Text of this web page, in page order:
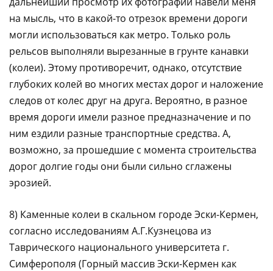
на мысль, что в какой-то отрезок времени дороги
могли использоваться как метро. Только роль
рельсов выполняли вырезанные в грунте канавки
(колеи). Этому противоречит, однако, отсутствие
глубоких колей во многих местах дорог и наложение
следов от колес друг на друга. Вероятно, в разное
время дороги имели разное предназначение и по
ним ездили разные транспортные средства. А,
возможно, за прошедшие с момента строительства
дорог долгие годы они были сильно сглажены
эрозией.
8) Каменные колеи в скальном городе Эски-Кермен,
согласно исследованиям А.Г.Кузнецова из
Таврического национального университета г.
Симферополя (Горный массив Эски-Кермен как